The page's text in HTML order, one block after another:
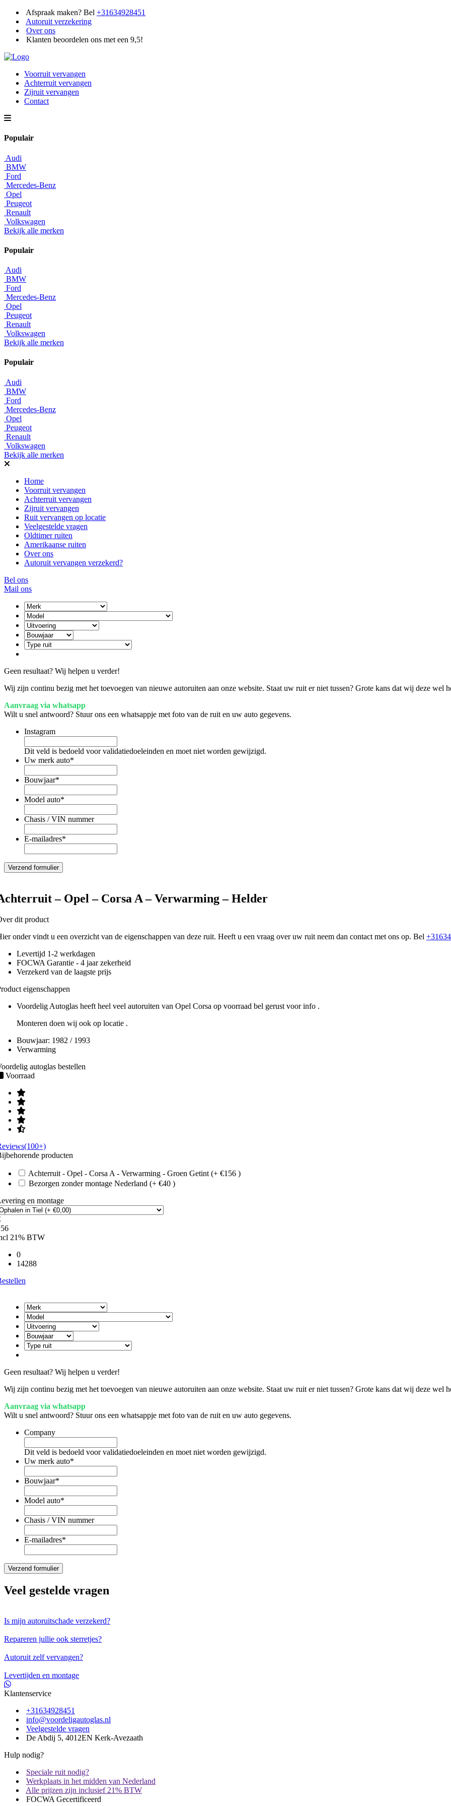
Afspraak maken? Bel +31634928451
Autoruit verzekering
Over ons
Klanten beoordelen ons met een 9,5!
Voorruit vervangen
Achterruit vervangen
Zijruit vervangen
Contact
Populair
Audi
BMW
Ford
Mercedes-Benz
Opel
Peugeot
Renault
Volkswagen
Bekijk alle merken
Populair
Audi
BMW
Ford
Mercedes-Benz
Opel
Peugeot
Renault
Volkswagen
Bekijk alle merken
Populair
Audi
BMW
Ford
Mercedes-Benz
Opel
Peugeot
Renault
Volkswagen
Bekijk alle merken
Home
Voorruit vervangen
Achterruit vervangen
Zijruit vervangen
Ruit vervangen op locatie
Veelgestelde vragen
Oldtimer ruiten
Amerikaanse ruiten
Over ons
Autoruit vervangen verzekerd?
Bel ons
Mail ons
Geen resultaat? Wij helpen u verder!
Wij zijn continu bezig met het toevoegen van nieuwe autoruiten aan onze website. Staat uw ruit er niet tussen? Grote kans dat wij deze
Aanvraag via whatsapp
Wilt u snel antwoord? Stuur ons een whatsappje met foto van de ruit en uw auto gegevens.
Instagram
Dit veld is bedoeld voor validatiedoeleinden en moet niet worden gewijzigd.
Uw merk auto*
Bouwjaar*
Model auto*
Chasis / VIN nummer
E-mailadres*
– Opel – Corsa A – Verwarming – Helder
dit product
onder vindt u een overzicht van de eigenschappen van deze ruit. Heeft u een vraag over uw ruit neem dan contact met ons op. Bel
Levertijd 1-2 werkdagen
FOCWA Garantie - 4 jaar zekerheid
Verzekerd van de laagste prijs
eigenschappen
Voordelig Autoglas heeft heel veel autoruiten van Opel Corsa op voorraad bel gerust voor info .
Monteren doen wij ook op locatie .
Bouwjaar: 1982 / 1993
Verwarming
autoglas bestellen
Voorraad
producten
Achterruit - Opel - Corsa A - Verwarming - Groen Getint (+ €156 )
Bezorgen zonder montage Nederland (+ €40 )
en montage
21% BTW
0
14288
Geen resultaat? Wij helpen u verder!
Wij zijn continu bezig met het toevoegen van nieuwe autoruiten aan onze website. Staat uw ruit er niet tussen? Grote kans dat wij deze
Aanvraag via whatsapp
Wilt u snel antwoord? Stuur ons een whatsappje met foto van de ruit en uw auto gegevens.
Company
Dit veld is bedoeld voor validatiedoeleinden en moet niet worden gewijzigd.
Uw merk auto*
Bouwjaar*
Model auto*
Chasis / VIN nummer
E-mailadres*
Veel gestelde vragen
Is mijn autoruitschade verzekerd?
Repareren jullie ook sterretjes?
Autoruit zelf vervangen?
Levertijden en montage
Klantenservice
+31634928451
info@voordeligautoglas.nl
Veelgestelde vragen
De Abdij 5, 4012EN Kerk-Avezaath
Hulp nodig?
Speciale ruit nodig?
Werkplaats in het midden van Nederland
Alle prijzen zijn inclusief 21% BTW
FOCWA Gecertificeerd